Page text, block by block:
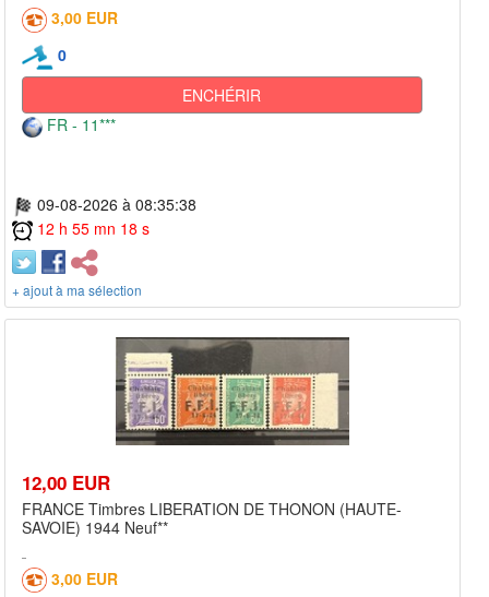
3,00 EUR
0
ENCHÉRIR
FR - 11***
09-08-2026 à 08:35:38
12 h 55 mn 18 s
+ ajout à ma sélection
12,00 EUR
FRANCE Timbres LIBERATION DE THONON (HAUTE-
SAVOIE) 1944 Neuf**
3,00 EUR